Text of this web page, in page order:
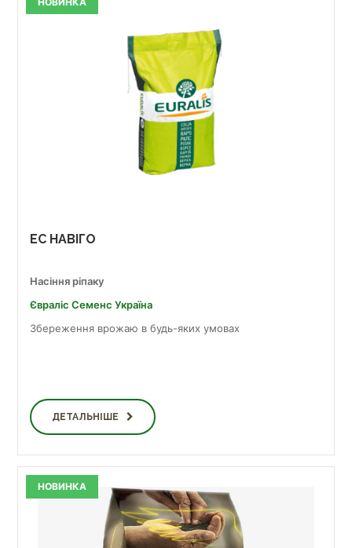
ЕС НАВІГО
Насіння ріпаку
Євраліс Семенс Україна
Збереження врожаю в будь-яких умовах
ДЕТАЛЬНІШЕ
НОВИНКА